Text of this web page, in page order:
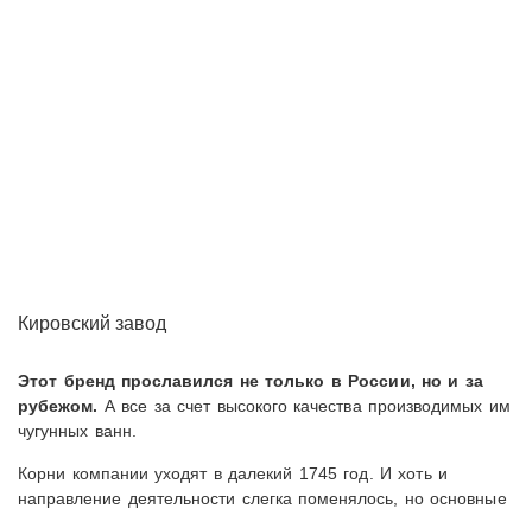
Кировский завод
Этот бренд прославился не только в России, но и за
рубежом. А все за счет высокого качества производимых им
чугунных ванн.
Корни компании уходят в далекий 1745 год. И хоть и
направление деятельности слегка поменялось, но основные